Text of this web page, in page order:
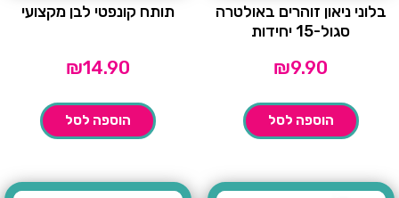
בלוני ניאון זוהרים באולטרה
סגול-15 יחידות
₪9.90
הוספה לסל
תותח קונפטי לבן מקצועי
₪14.90
הוספה לסל